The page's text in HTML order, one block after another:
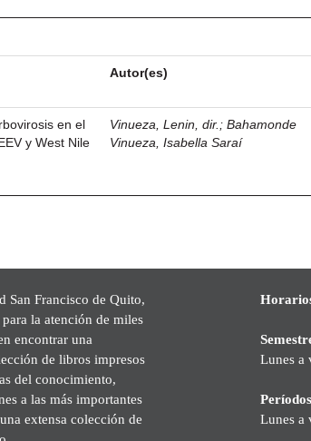
Autor(es)
en el
y West Nile
Vinueza, Lenin, dir. ;Bahamonde
Vinueza, Isabella Saraí
San Francisco de Quito,
la atención de miles
encontrar una
de libros impresos
del conocimiento,
a las más importantes
extensa colección de
Lunes a
Lunes a